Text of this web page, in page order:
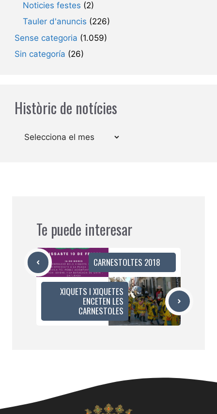
Noticies festes (2)
Tauler d'anuncis (226)
Sense categoria (1.059)
Sin categoría (26)
Històric de notícies
Arxius
Te puede interesar
CARNESTOLTES 2018
XIQUETS I XIQUETES
ENCETEN LES
CARNESTOLES